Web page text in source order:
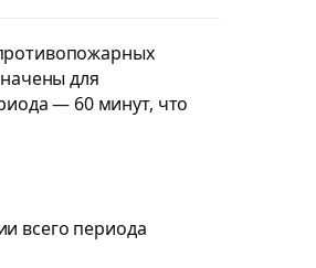
для
— 60 минут, что
всего периода